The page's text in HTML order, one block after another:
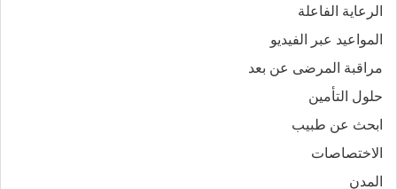
الرعاية الفاعلة
المواعيد عبر الفيديو
مراقبة المرضى عن بعد
حلول التأمين
ابحث عن طبيب
الاختصاصات
المدن